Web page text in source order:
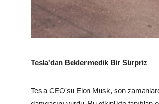
Tesla'dan Beklenmedik Bir Sürpriz
Tesla CEO'su Elon Musk, son